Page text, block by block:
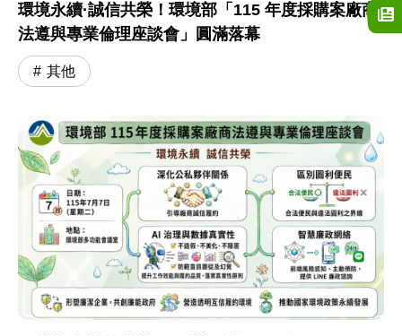
環境永續·誠信共榮！環境部「115 年度採購案廠商
法遵與專業倫理座談會」圓滿落幕
其他